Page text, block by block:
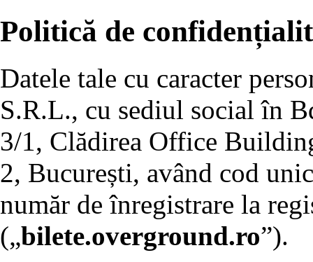
Politică de
Datele tale cu caracter
S.R.L., cu sediul social în
3/1, Clădirea Office
2, București, având cod
număr de înregistrare la
(„bilete.overground.ro”).